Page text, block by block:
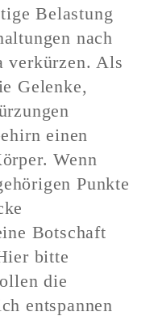
Belastung
nach
verkürzen. Als
Gelenke,
einen
Wenn
Punkte
Botschaft
bitte
die
entspannen